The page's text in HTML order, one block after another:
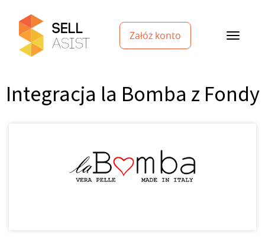
Załóż konto
Integracja la Bomba z Fondy